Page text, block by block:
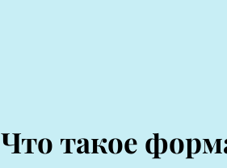
Что такое